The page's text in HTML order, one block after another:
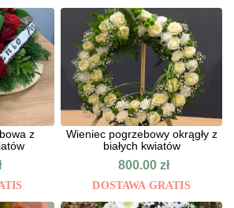
z
Wieniec pogrzebowy okrągły z
białych kwiatów
800.00zł
DOSTAWA GRATIS